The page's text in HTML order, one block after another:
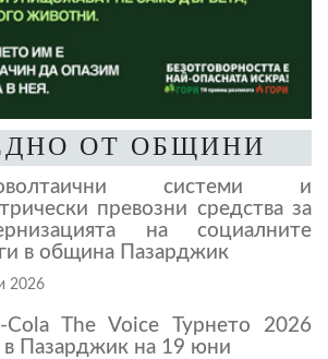
ОТ ОБЩИНИ
системи и
превозни средства за
на социалните
в община Пазарджик
2026
Cola The Voice Турнето 2026
в Пазарджик на 19 юни